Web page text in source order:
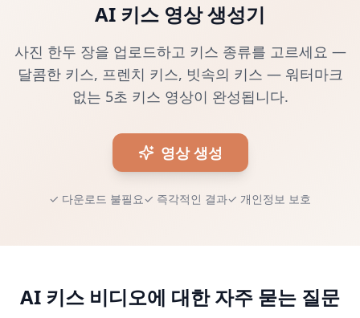
AI 키스 영상 생성기
사진 한두 장을 업로드하고 키스 종류를 고르세요 —
달콤한 키스, 프렌치 키스, 빗속의 키스 — 워터마크
없는 5초 키스 영상이 완성됩니다.
영상 생성
✓ 다운로드 불필요✓ 즉각적인 결과✓ 개인정보 보호
AI 키스 비디오에 대한 자주 묻는 질문